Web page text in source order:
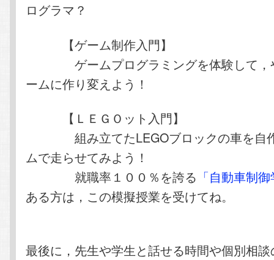
ログラマ？
【ゲーム制作入門】
ゲームプログラミングを体験して，
ームに作り変えよう！
【ＬＥＧＯット入門】
組み立てたLEGOブロックの車を自作
ムで走らせてみよう！
就職率１００％を誇る 「自動車制
ある方は，この模擬授業を受けてね。
最後に，先生や学生と話せる時間や個別相